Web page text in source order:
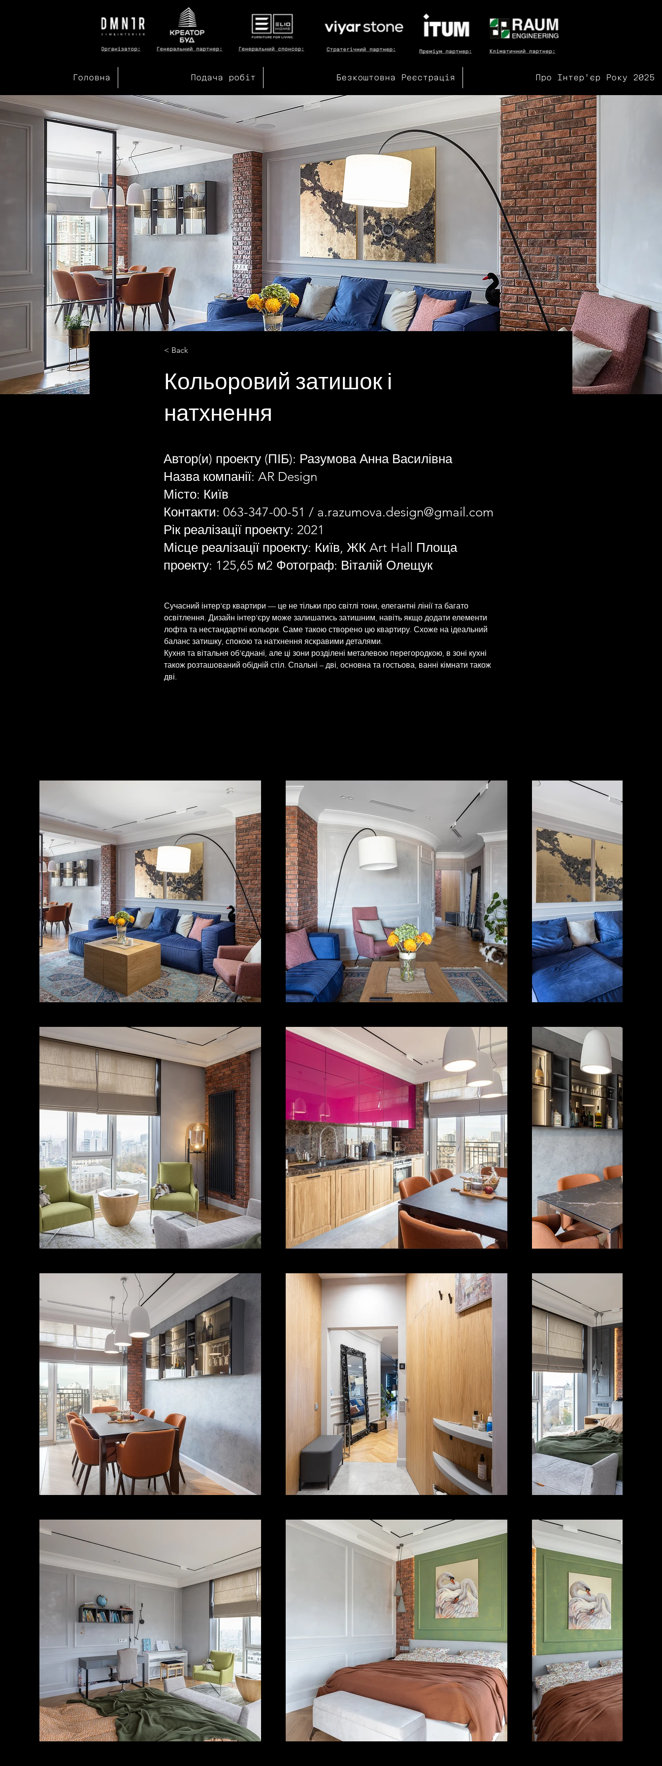
Головна Подача робіт Безкоштовна Реєстрація Про Інтер'єр Року 2025
< Back
Кольоровий затишок і
натхнення
Автор(и) проекту (ПІБ): Разумова Анна Василівна
Назва компанії: AR Design
Місто: Київ
Контакти: 063-347-00-51 / a.razumova.design@gmail.com
Рік реалізації проекту: 2021
Місце реалізації проекту: Київ, ЖК Art Hall Площа
проекту: 125,65 м2 Фотограф: Віталій Олещук
Сучасний інтер'єр квартири — це не тільки про світлі тони, елегантні лінії та багато
освітлення. Дизайн інтер'єру може залишатись затишним, навіть якщо додати елементи
лофта та нестандартні кольори. Саме такою створено цю квартиру. Схоже на ідеальний
баланс затишку, спокою та натхнення яскравими деталями.
Кухня та вітальня об'єднані, але ці зони розділені металевою перегородкою, в зоні кухні
також розташований обідній стіл. Спальні – дві, основна та гостьова, ванні кімнати також
дві.